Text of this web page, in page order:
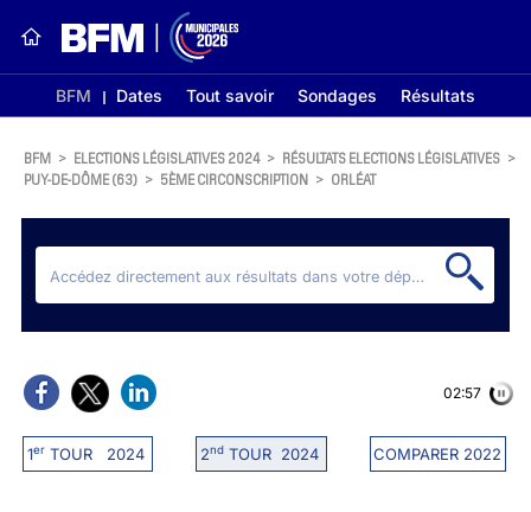
BFM Dates Tout savoir Sondages Résultats
BFM > ELECTIONS LÉGISLATIVES 2024 > RÉSULTATS ELECTIONS LÉGISLATIVES >
PUY-DE-DÔME (63) > 5ÈME CIRCONSCRIPTION > ORLÉAT
1erTOUR 2024 2ndTOUR 2024 COMPARER 2022
02:56